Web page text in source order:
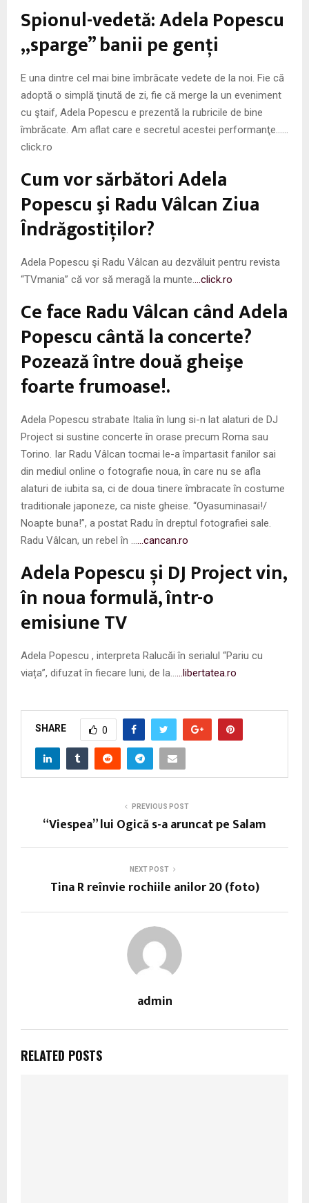
N
U
Spionul-vedetă: Adela Popescu
„sparge” banii pe genţi
E una dintre cel mai bine îmbrăcate vedete de la noi. Fie că
adoptă o simplă ţinută de zi, fie că merge la un eveniment
cu ştaif, Adela Popescu e prezentă la rubricile de bine
îmbrăcate. Am aflat care e secretul acestei performanţe……
click.ro
Cum vor sărbători Adela
Popescu şi Radu Vâlcan Ziua
Îndrăgostiţilor?
Adela Popescu şi Radu Vâlcan au dezvăluit pentru revista
“TVmania” că vor să meragă la munte.
…click.ro
Ce face Radu Vâlcan când Adela
Popescu cântă la concerte?
Pozează între două gheişe
foarte frumoase!.
Adela Popescu strabate Italia în lung si-n lat alaturi de DJ
Project si sustine concerte în orase precum Roma sau
Torino. Iar Radu Vâlcan tocmai le-a împartasit fanilor sai
din mediul online o fotografie noua, în care nu se afla
alaturi de iubita sa, ci de doua tinere îmbracate în costume
traditionale japoneze, ca niste gheise. “Oyasuminasai!/
Noapte buna!”, a postat Radu în dreptul fotografiei sale.
Radu Vâlcan, un rebel în …
…cancan.ro
Adela Popescu și DJ Project vin,
în noua formulă, într-o
emisiune TV
Adela Popescu , interpreta Ralucăi în serialul “Pariu cu
viața”, difuzat în fiecare luni, de la…
…libertatea.ro
SHARE 0
PREVIOUS POST
“Viespea” lui Ogică s-a aruncat pe Salam
NEXT POST
Tina R reînvie rochiile anilor 20 (foto)
admin
RELATED POSTS